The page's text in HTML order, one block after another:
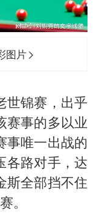
图片
世锦赛，出乎
赛事的多以业
事唯一出战的
各路对手，达
斯全部挡不住
。